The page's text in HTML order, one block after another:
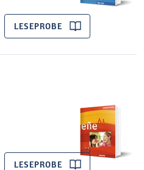
LESEPROBE
LESEPROBE